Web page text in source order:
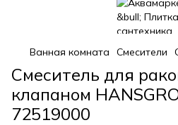
Ванная комната Смесители
Смеситель для
клапаном
72519000